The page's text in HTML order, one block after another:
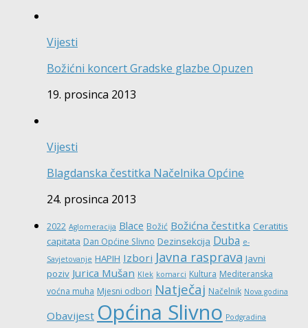
Vijesti
Božićni koncert Gradske glazbe Opuzen
19. prosinca 2013
Vijesti
Blagdanska čestitka Načelnika Općine
24. prosinca 2013
2022 Aglomeracija Blace Božić Božićna čestitka Ceratitis
capitata Dan Općine Slivno Dezinsekcija Duba e-
Savjetovanje HAPIH Izbori Javna rasprava Javni
poziv Jurica Mušan Klek komarci Kultura Mediteranska
voćna muha Mjesni odbori Natječaj Načelnik Nova godina
Obavijest Općina Slivno Podgradina